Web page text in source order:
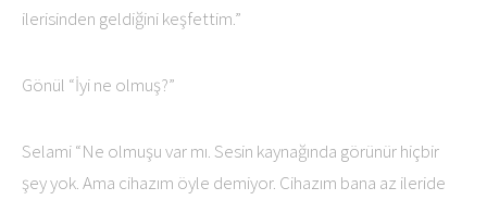
ilerisinden geldiğini keşfettim.”
Gönül “İyi ne olmuş?”
Selami “Ne olmuşu var mı. Sesin kaynağında görünür hiçbir
şey yok. Ama cihazım öyle demiyor. Cihazım bana az ileride